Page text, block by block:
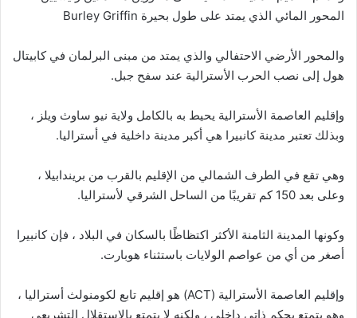
المحور المائي الذي يمتد على طول بحيرة Burley Griffin
والمحور الأرضي الاحتفالي والذي يمتد من مبنى البرلمان في كابيتال
هول إلى نصب الحرب الأسترالية عند سفح جبل.
وإقليم العاصمة الأسترالية يحيط به بالكامل ولاية نيو ساوث ويلز ،
وبذلك تعتبر مدينة كانبيرا هي أكبر مدينة داخلية في أستراليا.
وهي تقع في الطرف الشمالي من الإقليم بالقرب من بريندابيلا ،
وعلى بعد 150 كم تقريبًا من الساحل الشرقي لأستراليا.
وكونها المدينة الثامنة الأكثر اكتظاظًا بالسكان في البلاد ، فإن كانبيرا
أصغر من أي من عواصم الولايات باستثناء هوبارت.
وإقليم العاصمة الأسترالية (ACT) هو إقليم تابع لكومنولث أستراليا ،
وهو يتمتع بحكم ذاتي داخلي ، ولكنه لا يتمتع بالاستقلال التشريعي